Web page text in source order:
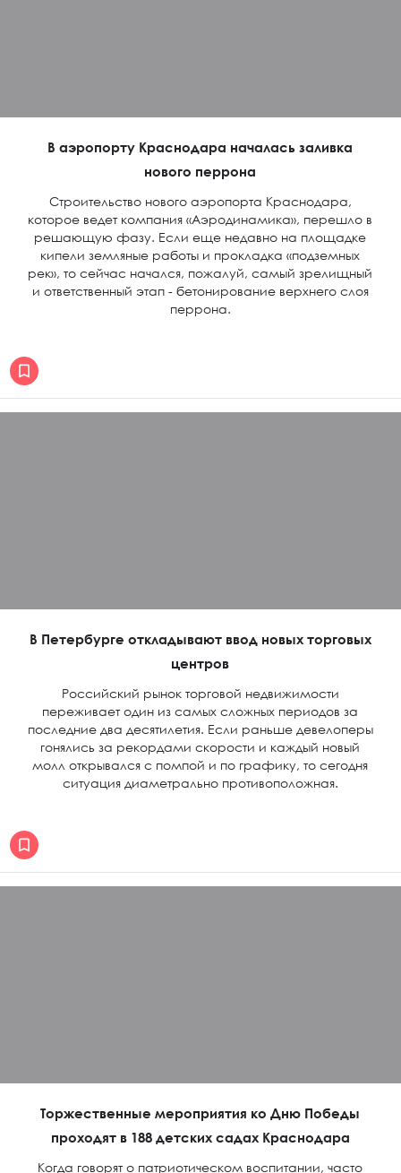
В аэропорту Краснодара началась заливка
нового перрона
Строительство нового аэропорта Краснодара,
которое ведет компания «Аэродинамика», перешло в
решающую фазу. Если еще недавно на площадке
кипели земляные работы и прокладка «подземных
рек», то сейчас начался, пожалуй, самый зрелищный
и ответственный этап - бетонирование верхнего слоя
перрона.
В Петербурге откладывают ввод новых торговых
центров
Российский рынок торговой недвижимости
переживает один из самых сложных периодов за
последние два десятилетия. Если раньше девелоперы
гонялись за рекордами скорости и каждый новый
молл открывался с помпой и по графику, то сегодня
ситуация диаметрально противоположная.
Торжественные мероприятия ко Дню Победы
проходят в 188 детских садах Краснодара
Когда говорят о патриотическом воспитании, часто